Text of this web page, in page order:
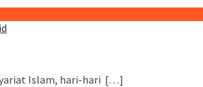
Islam, hari-hari […]